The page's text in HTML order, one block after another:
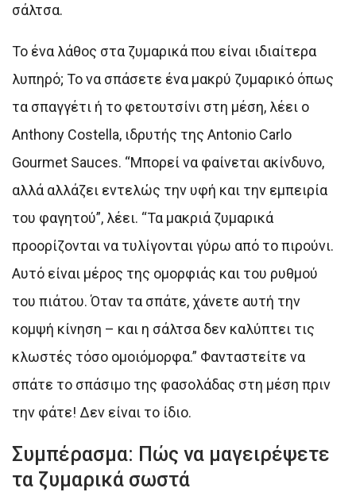
σάλτσα.
Το ένα λάθος στα ζυμαρικά που είναι ιδιαίτερα
λυπηρό; Το να σπάσετε ένα μακρύ ζυμαρικό όπως
τα σπαγγέτι ή το φετουτσίνι στη μέση, λέει ο
Anthony Costella, ιδρυτής της Antonio Carlo
Gourmet Sauces. “Μπορεί να φαίνεται ακίνδυνο,
αλλά αλλάζει εντελώς την υφή και την εμπειρία
του φαγητού”, λέει. “Τα μακριά ζυμαρικά
προορίζονται να τυλίγονται γύρω από το πιρούνι.
Αυτό είναι μέρος της ομορφιάς και του ρυθμού
του πιάτου. Όταν τα σπάτε, χάνετε αυτή την
κομψή κίνηση – και η σάλτσα δεν καλύπτει τις
κλωστές τόσο ομοιόμορφα.” Φανταστείτε να
σπάτε το σπάσιμο της φασολάδας στη μέση πριν
την φάτε! Δεν είναι το ίδιο.
Συμπέρασμα: Πώς να μαγειρέψετε
τα ζυμαρικά σωστά